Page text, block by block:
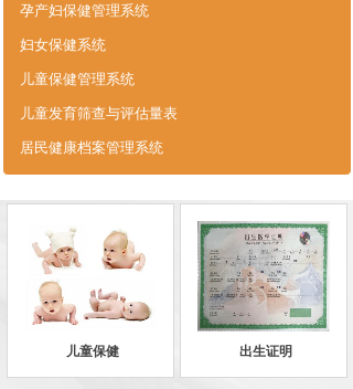
孕产妇保健管理系统
妇女保健系统
儿童保健管理系统
儿童发育筛查与评估量表
居民健康档案管理系统
儿童保健 出生证明